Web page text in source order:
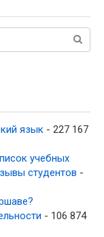
язык - 227 167
учебных
студентов -
- 106 874